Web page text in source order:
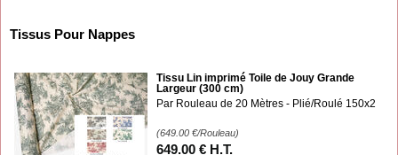
Tissus Pour Nappes
Tissu Lin imprimé Toile de Jouy Grande
Largeur (300 cm)
Par Rouleau de 20 Mètres - Plié/Roulé 150x2
(649.00 €/Rouleau)
649.00 € H.T.